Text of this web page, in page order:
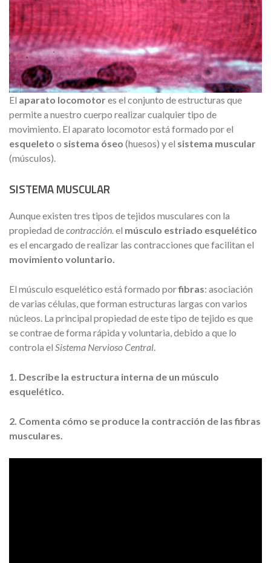
El aparato locomotores el conjunto de estructuras que
permite a nuestro cuerpo realizar cualquier tipo de
movimiento. El aparato locomotor está formado por el
esqueleto o sistema óseo (huesos) y el sistema muscular
(músculos).
SISTEMA MUSCULAR
Aunque existen tres tipos de tejidos musculares con la
propiedad decontracción. el músculo estriado esquelético
es el encargado de realizar las contracciones que facilitan el
movimiento voluntario.
El músculo esquelético está formado porfibras: asociación
de varias células, que forman estructuras largas con varios
núcleos. La principal propiedad de este tipo de tejido es que
se contrae de forma rápida y voluntaria, debido a que lo
controla el Sistema Nervioso Central.
1. Describe la estructura interna de un músculo
esquelético.
2. Comenta cómo se produce la contracción de las fibras
musculares.